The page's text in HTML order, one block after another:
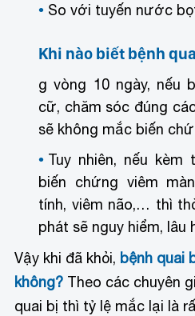
So với tuyến nước
Khi nào biết bệnh
g vòng 10 ngày, nếu
cữ, chăm sóc đúng
sẽ không mắc biến
Tuy nhiên, nếu
biến chứng viêm
tính, viêm não,… thì
phát sẽ nguy hiểm, lâu
Vậy khi đã khỏi, bệnh quai
không? Theo các chuyên
quai bị thì tỷ lệ mắc lại là